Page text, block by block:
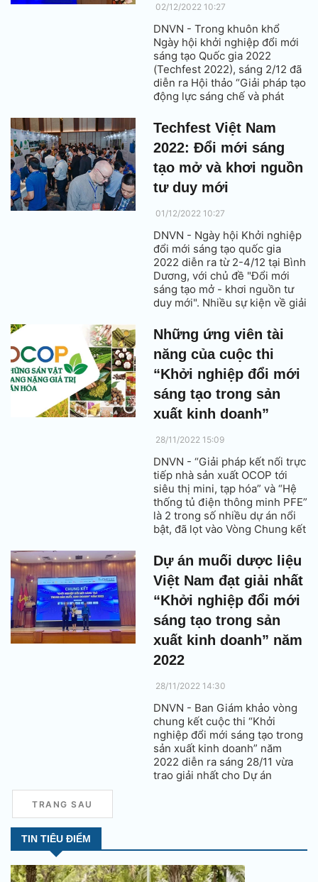
02/12/2022 10:27
DNVN - Trong khuôn khổ
Ngày hội khởi nghiệp đổi mới
sáng tạo Quốc gia 2022
(Techfest 2022), sáng 2/12 đã
diễn ra Hội thảo “Giải pháp tạo
động lực sáng chế và phát
công nghệ (KHCN)”. Hội thảo
đã thảo luận những vấn đề
“nóng” của đổi mới sáng tạo
Việt Nam.
Techfest Việt Nam
2022: Đổi mới sáng
tạo mở và khơi nguồn
tư duy mới
01/12/2022 10:27
DNVN - Ngày hội Khởi nghiệp
đổi mới sáng tạo quốc gia
2022 diễn ra từ 2-4/12 tại Bình
Dương, với chủ đề "Đổi mới
sáng tạo mở - khơi nguồn tư
duy mới". Nhiều sự kiện về giải
phát triển doanh nghiệp khoa
học công nghệ sẽ được thảo
luận và trưng bày tại đây.
Những ứng viên tài
năng của cuộc thi
“Khởi nghiệp đổi mới
sáng tạo trong sản
xuất kinh doanh”
28/11/2022 15:09
DNVN - “Giải pháp kết nối trực
tiếp nhà sản xuất OCOP tới
siêu thị mini, tạp hóa” và “Hệ
thống tủ điện thông minh PFE”
là 2 trong số nhiều dự án nổi
bật, đã lọt vào Vòng Chung kết
sáng tạo trong sản xuất kinh
doanh” năm 2022.
Dự án muối dược liệu
Việt Nam đạt giải nhất
“Khởi nghiệp đổi mới
sáng tạo trong sản
xuất kinh doanh” năm
2022
28/11/2022 14:30
DNVN - Ban Giám khảo vòng
chung kết cuộc thi “Khởi
nghiệp đổi mới sáng tạo trong
sản xuất kinh doanh” năm
2022 diễn ra sáng 28/11 vừa
trao giải nhất cho Dự án
TRANG SAU
TIN TIÊU ĐIỂM